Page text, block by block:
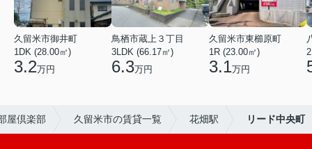
久留米市御井町
1DK (28.00㎡)
3.2万円
鳥栖市蔵上３丁目
3LDK (66.17㎡)
6.3万円
久留米市東櫛原町
1R (23.00㎡)
3.1万円
屋倶楽部 久留米市の賃貸一覧 花畑駅 リード中央町